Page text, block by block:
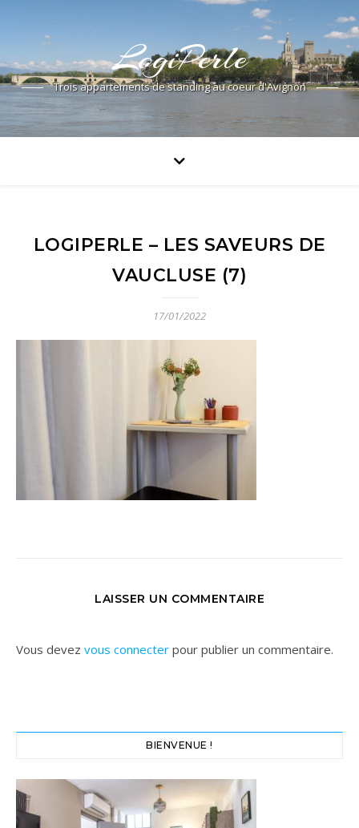
LogiPerle
Trois appartements de standing au coeur d'Avignon
LOGIPERLE – LES SAVEURS DE
VAUCLUSE (7)
17/01/2022
LAISSER UN COMMENTAIRE
Vous devez vous connecter pour publier un commentaire.
BIENVENUE !